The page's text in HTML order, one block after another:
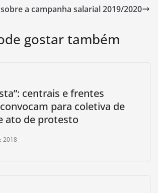
a campanha salarial 2019/2020
gostar também
centrais e frentes
para coletiva de
ato de protesto
2018